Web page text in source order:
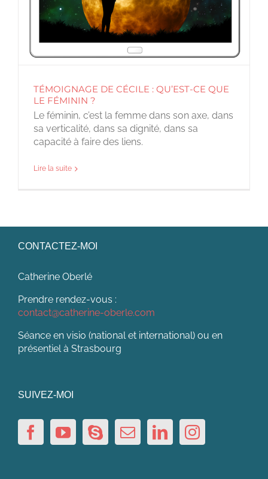
TÉMOIGNAGE DE CÉCILE : QU’EST-CE QUE
LE FÉMININ ?
Le féminin, c’est la femme dans son axe, dans
sa verticalité, dans sa dignité, dans sa
capacité à faire des liens.
Lire la suite
CONTACTEZ-MOI
Catherine Oberlé
Prendre rendez-vous :
contact@catherine-oberle.com
Séance en visio (national et international) ou en
présentiel à Strasbourg
SUIVEZ-MOI